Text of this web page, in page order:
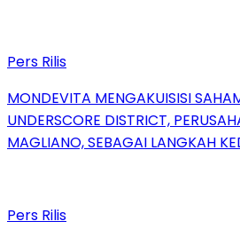
Pers Rilis
MONDEVITA MENGAKUISISI
UNDERSCORE DISTRICT,
MAGLIANO, SEBAGAI LANGKAH
Pers Rilis